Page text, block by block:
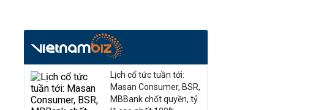
Lịch cổ tức tuần tới:
Masan Consumer, BSR,
MBBank chốt quyền, tỷ